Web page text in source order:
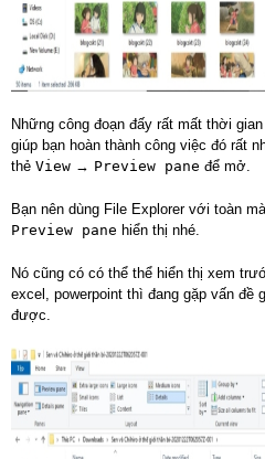
Những công đoạn đấy rất mất thời
giúp bạn hoàn thành công việc đó rất
thẻ View → Preview pane để mở.
Bạn nên dùng File Explorer với toàn
Preview pane hiển thị nhé.
Nó cũng có có thể thể hiển thị xem
excel, powerpoint thì đang gặp vấn đề
được.